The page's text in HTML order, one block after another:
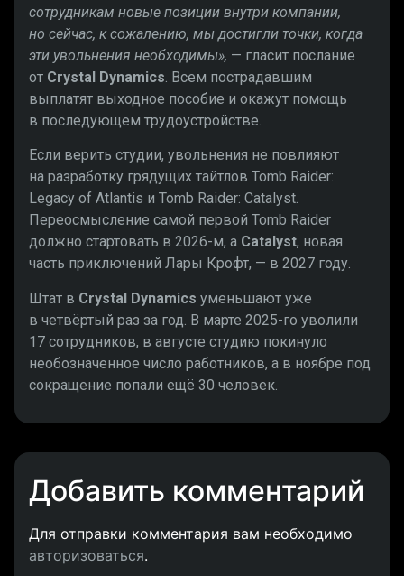
сотрудникам новые позиции внутри компании,
но сейчас, к сожалению, мы достигли точки, когда
эти увольнения необходимы», — гласит послание
от Crystal Dynamics. Всем пострадавшим
выплатят выходное пособие и окажут помощь
в последующем трудоустройстве.
Если верить студии, увольнения не повлияют
на разработку грядущих тайтлов Tomb Raider:
Legacy of Atlantis и Tomb Raider: Catalyst.
Переосмысление самой первой Tomb Raider
должно стартовать в 2026-м, а Catalyst, новая
часть приключений Лары Крофт, — в 2027 году.
Штат в Crystal Dynamics уменьшают уже
в четвёртый раз за год. В марте 2025-го уволили
17 сотрудников, в августе студию покинуло
необозначенное число работников, а в ноябре под
сокращение попали ещё 30 человек.
Добавить комментарий
Для отправки комментария вам необходимо
авторизоваться.